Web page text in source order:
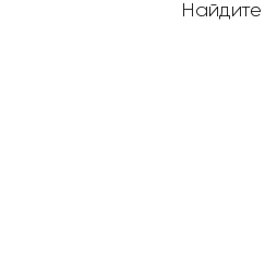
Найдите